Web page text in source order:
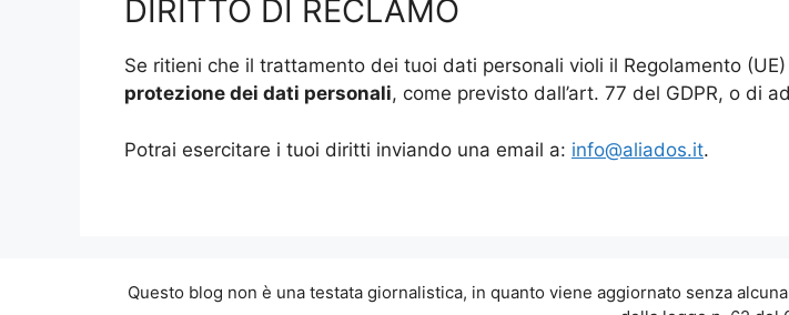
DIRITTO DI RECLAMO
Se ritieni che il trattamento dei tuoi dati personali violi il Regolamento
protezione dei dati personali, come previsto dall’art. 77 del GDPR, o di
Potrai esercitare i tuoi diritti inviando una email a: info@aliados.it.
Questo blog non è una testata giornalistica, in quanto viene aggiornato senza